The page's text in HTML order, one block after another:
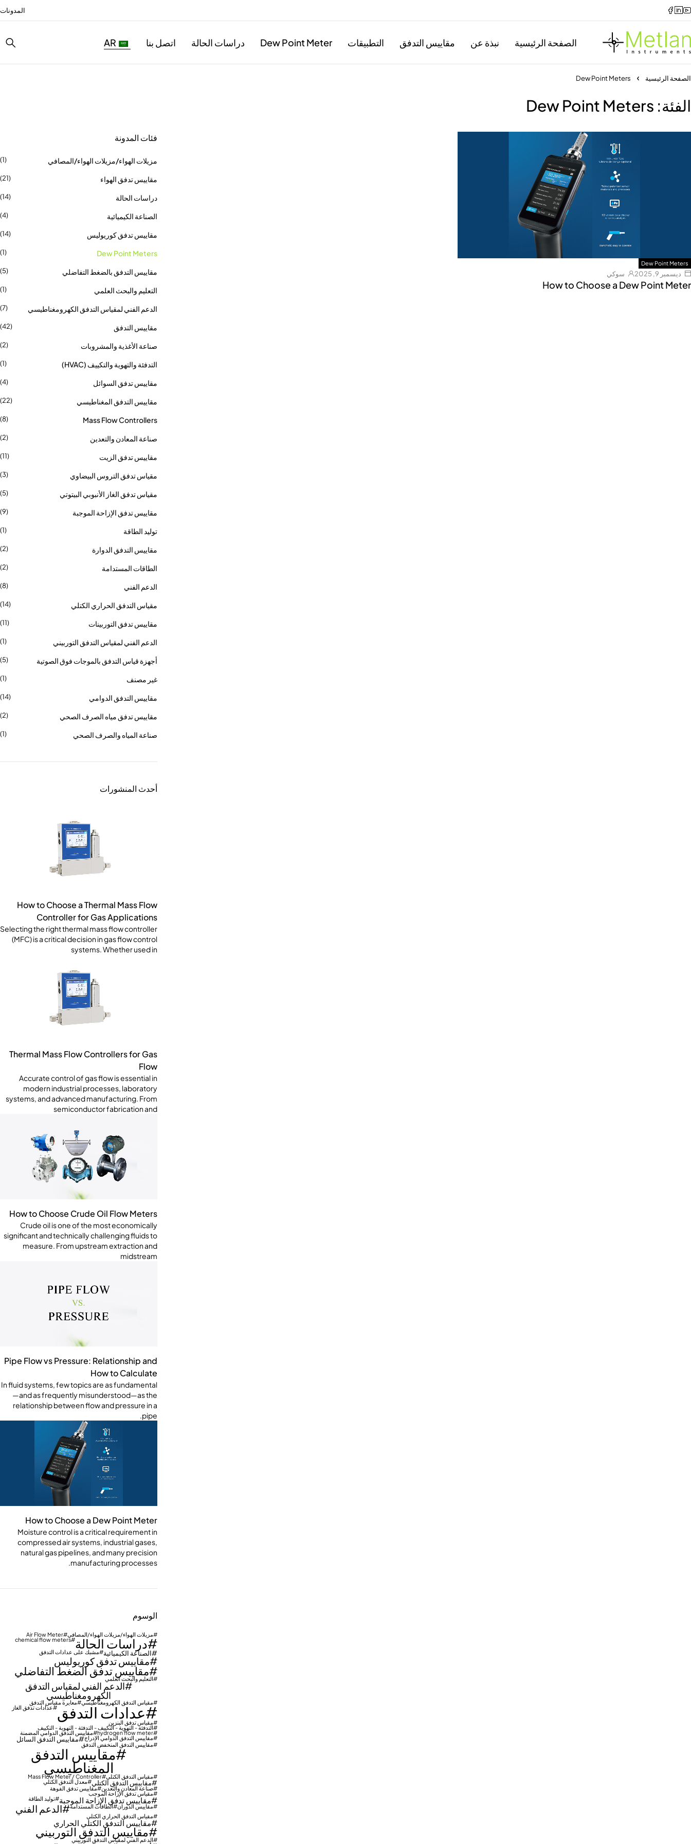
المدونات
الصفحة الرئيسية نبذة عن مقاييس التدفق التطبيقات Dew Point Meter دراسات الحالة اتصل بنا AR
الصفحة الرئيسية Dew Point Meters
الفئة: Dew Point Meters
Dew Point Meters
ديسمبر 9, 2025 سوكي
How to Choose a Dew Point Meter
فئات المدونة
مزيلات الهواء/مزيلات الهواء/المصافي (1)
مقاييس تدفق الهواء (21)
دراسات الحالة (14)
الصناعة الكيميائية (4)
مقاييس تدفق كوريوليس (14)
Dew Point Meters
(1)
مقاييس التدفق بالضغط التفاضلي (5)
التعليم والبحث العلمي (1)
الدعم الفني لمقياس التدفق الكهرومغناطيسي (7)
مقاييس التدفق (42)
صناعة الأغذية والمشروبات (2)
التدفئة والتهوية والتكييف (HVAC) (1)
مقاييس تدفق السوائل (4)
مقاييس التدفق المغناطيسي (22)
Mass Flow Controllers
(8)
صناعة المعادن والتعدين (2)
مقاييس تدفق الزيت (11)
مقياس تدفق التروس البيضاوي (3)
مقياس تدفق الغاز الأنبوبي البيتوتي (5)
مقاييس تدفق الإزاحة الموجبة (9)
توليد الطاقة (1)
مقاييس التدفق الدوارة (2)
الطاقات المستدامة (2)
الدعم الفني (8)
مقياس التدفق الحراري الكتلي (14)
مقاييس تدفق التوربينات (11)
الدعم الفني لمقياس التدفق التوربيني (1)
أجهزة قياس التدفق بالموجات فوق الصوتية (5)
غير مصنف (1)
مقاييس التدفق الدوامي (14)
مقاييس تدفق مياه الصرف الصحي (2)
صناعة المياه والصرف الصحي (1)
أحدث المنشورات
How to Choose a Thermal Mass Flow
Controller for Gas Applications
Selecting the right thermal mass flow controller
(MFC) is a critical decision in gas flow control
systems. Whether used in
Thermal Mass Flow Controllers for Gas
Flow
Accurate control of gas flow is essential in
modern industrial processes, laboratory
systems, and advanced manufacturing. From
semiconductor fabrication and
How to Choose Crude Oil Flow Meters
Crude oil is one of the most economically
significant and technically challenging fluids to
measure. From upstream extraction and
midstream
Pipe Flow vs Pressure: Relationship and
How to Calculate
In fluid systems, few topics are as fundamental
—and as frequently misunderstood—as the
relationship between flow and pressure in a
pipe.
How to Choose a Dew Point Meter
Moisture control is a critical requirement in
compressed air systems, industrial gases,
natural gas pipelines, and many precision
manufacturing processes.
الوسوم
مزيلات الهواء/مزيلات الهواء/المصافي Air Flow Meter
دراسات الحالة chemical flow meters
الصناعة الكيميائية مشبك على عدادات التدفق
مقاييس تدفق كوريوليس
مقاييس تدفق الضغط التفاضلي
التعليم والبحث العلمي
الدعم الفني لمقياس التدفق
الكهرومغناطيسي
مقياس التدفق الكهرومغناطيسي معايرة مقياس التدفق
عدادات التدفق عدادات تدفق الغاز
مقياس تدفق البنزين
التدفئة - التهوية - التكييف - التدفئة - التهوية - التكييف
hydrogen flow meter مقاييس التدفق الدوامي المضمنة
مقاييس التدفق الدوامي الإدراج مقاييس التدفق السائل
مقاييس التدفق المنخفض التدفق
مقاييس التدفق
المغناطيسي
مقياس التدفق الكتلي Mass Flow Meter / Controller
مقاييس التدفق الكتلي
معدل التدفق الكتلي
صناعة المعادن والتعدين
مقاييس تدفق الفوهة
مقياس تدفق الإزاحة الموجب
مقاييس تدفق الإزاحة الموجبة
توليد الطاقة
مقاييس الدوران
الطاقات المستدامة الدعم الفني
مقياس التدفق الحراري الكتلي
مقاييس التدفق الكتلي الحراري
مقاييس التدفق التوربيني
الدعم الفني لمقياس التدفق التوربيني